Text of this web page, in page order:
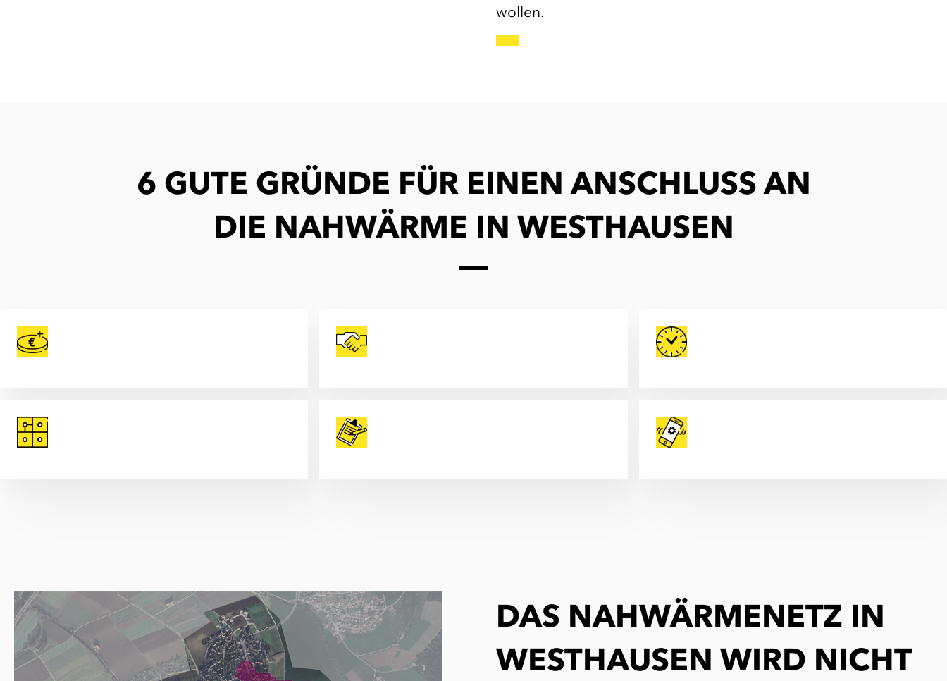
wollen.
6 GUTE GRÜNDE FÜR EINEN ANSCHLUSS AN
DIE NAHWÄRME IN WESTHAUSEN
DAS NAHWÄRMENETZ IN
WESTHAUSEN WIRD NICHT